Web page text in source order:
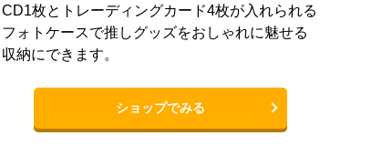
CD1枚とトレーディングカード4枚が入れられる
フォトケースで推しグッズをおしゃれに魅せる
収納にできます。
ショップでみる